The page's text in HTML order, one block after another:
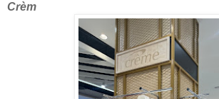
Crèm